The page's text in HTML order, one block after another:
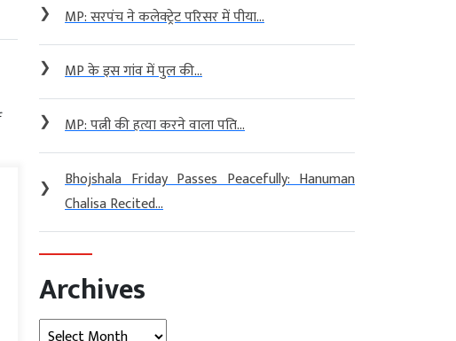
❯ MP: सरपंच ने कलेक्ट्रेट परिसर में पीया...
❯ MP के इस गांव में पुल की...
❯ MP: पत्नी की हत्या करने वाला पति...
❯
Bhojshala Friday Passes Peacefully: Hanuman
Chalisa Recited...
Archives
Archives